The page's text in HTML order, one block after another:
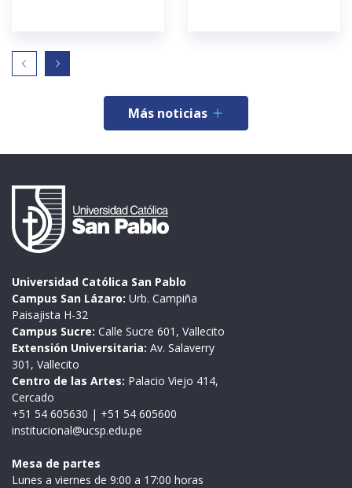
Más noticias
Universidad Católica San Pablo
Campus San Lázaro: Urb. Campiña
Paisajista H-32
Campus Sucre: Calle Sucre 601, Vallecito
Extensión Universitaria: Av. Salaverry
301, Vallecito
Centro de las Artes: Palacio Viejo 414,
Cercado
+51 54 605630 | +51 54 605600
institucional@ucsp.edu.pe
Mesa de partes
Lunes a viernes de 9:00 a 17:00 horas